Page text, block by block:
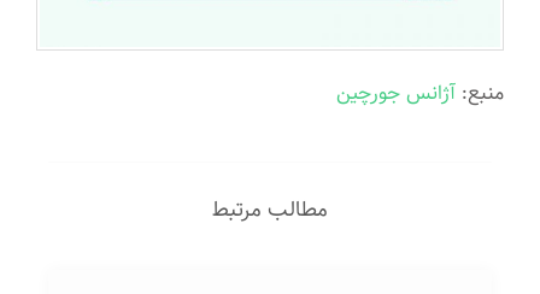
منبع:آژانس جورچین
مطالب مرتبط